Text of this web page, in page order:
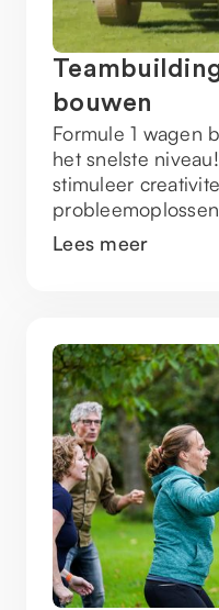
bouwen
Formule 1 wagen
het snelste
stimuleer
Lees meer